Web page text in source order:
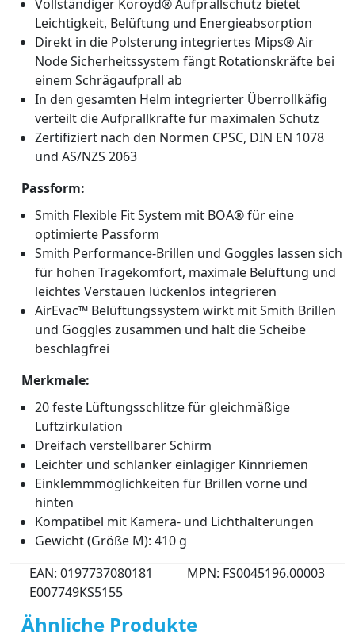
Vollständiger Koroyd® Aufprallschutz bietet
Leichtigkeit, Belüftung und Energieabsorption
Direkt in die Polsterung integriertes Mips® Air
Node Sicherheitssystem fängt Rotationskräfte bei
einem Schrägaufprall ab
In den gesamten Helm integrierter Überrollkäfig
verteilt die Aufprallkräfte für maximalen Schutz
Zertifiziert nach den Normen CPSC, DIN EN 1078
und AS/NZS 2063
Passform:
Smith Flexible Fit System mit BOA® für eine
optimierte Passform
Smith Performance-Brillen und Goggles lassen sich
für hohen Tragekomfort, maximale Belüftung und
leichtes Verstauen lückenlos integrieren
AirEvac™ Belüftungssystem wirkt mit Smith Brillen
und Goggles zusammen und hält die Scheibe
beschlagfrei
Merkmale:
20 feste Lüftungsschlitze für gleichmäßige
Luftzirkulation
Dreifach verstellbarer Schirm
Leichter und schlanker einlagiger Kinnriemen
Einklemmmöglichkeiten für Brillen vorne und
hinten
Kompatibel mit Kamera- und Lichthalterungen
Gewicht (Größe M): 410 g
EAN: 0197737080181
MPN: FS0045196.00003
E007749KS5155
Ähnliche Produkte